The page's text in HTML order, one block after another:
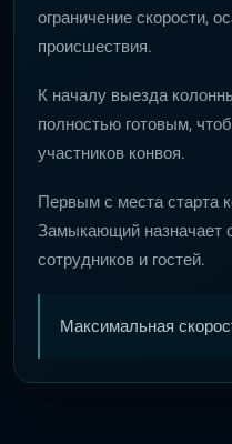
ограничение скорости,
происшествия.
К началу выезда
полностью готовым,
участников конвоя.
Первым с места старта
Замыкающий назначает
сотрудников и гостей.
Максимальная